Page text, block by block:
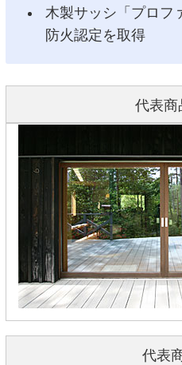
木製サッシ「プロフ
防火認定を取得
代表商
代表